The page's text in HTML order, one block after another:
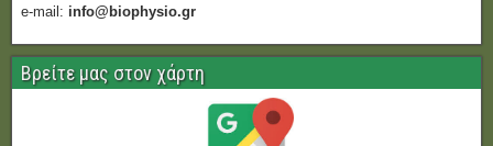
e-mail: info@biophysio.gr
Βρείτε μας στον χάρτη